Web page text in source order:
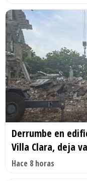
Derrumbe en
Villa Clara, deja
Hace 8 horas